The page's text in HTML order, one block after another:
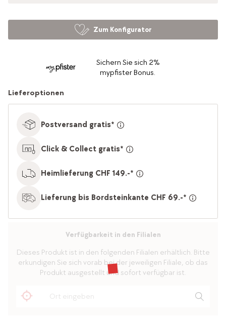
Sichern Sie sich 2%
mypfister Bonus.
Zum Konfigurator
Lieferoptionen
Postversand gratis*
Click & Collect gratis*
Heimlieferung CHF 149.-*
Lieferung bis Bordsteinkante CHF 69.-*
Verfügbarkeit in den Filialen
Dieses Produkt ist in den folgenden Filialen erhältlich. Bitte
erkundigen Sie sich vorab bei der jeweiligen Filiale, ob das
Produkt ausgestellt und sofort verfügbar ist.